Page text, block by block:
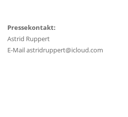
Pressekontakt:
Astrid Ruppert
E-Mail astridruppert@icloud.com